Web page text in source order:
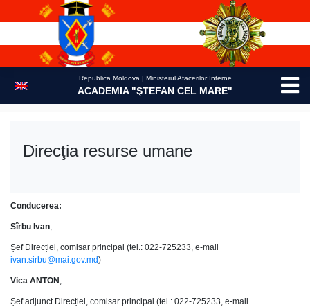
Republica Moldova | Ministerul Afacerilor Interne
ACADEMIA "ŞTEFAN CEL MARE"
Direcţia resurse umane
Conducerea:
Sîrbu Ivan,
Șef Direcției, comisar principal (tel.: 022-725233, e-mail
ivan.sirbu@mai.gov.md)
Vica ANTON ,
Șef adjunct Direcției, comisar principal (tel.: 022-725233, e-mail